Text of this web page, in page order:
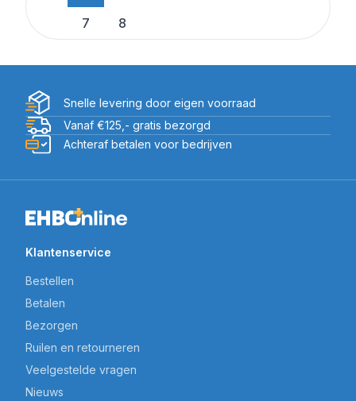
7
8
Snelle levering door eigen voorraad
Vanaf €125,- gratis bezorgd
Achteraf betalen voor bedrijven
Klantenservice
Bestellen
Betalen
Bezorgen
Ruilen en retourneren
Veelgestelde vragen
Nieuws